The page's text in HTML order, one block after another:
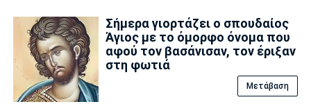
Σήμερα γιορτάζει ο σπουδαίος
Άγιος με το όμορφο όνομα που
αφού τον βασάνισαν, τον έριξαν
στη φωτιά
Μετάβαση